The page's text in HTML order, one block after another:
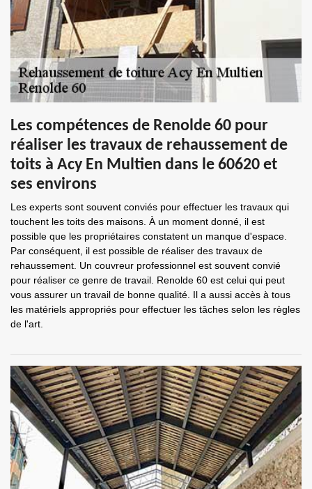
Les compétences de Renolde 60 pour
réaliser les travaux de rehaussement de
toits à Acy En Multien dans le 60620 et
ses environs
Les experts sont souvent conviés pour effectuer les travaux qui
touchent les toits des maisons. À un moment donné, il est
possible que les propriétaires constatent un manque d'espace.
Par conséquent, il est possible de réaliser des travaux de
rehaussement. Un couvreur professionnel est souvent convié
pour réaliser ce genre de travail. Renolde 60 est celui qui peut
vous assurer un travail de bonne qualité. Il a aussi accès à tous
les matériels appropriés pour effectuer les tâches selon les règles
de l'art.